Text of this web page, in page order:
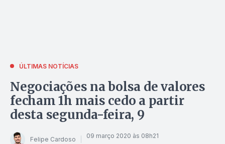
ÚLTIMAS NOTÍCIAS
Negociações na bolsa de valores
fecham 1h mais cedo a partir
desta segunda-feira, 9
Felipe Cardoso 09 março 2020 às 08h21